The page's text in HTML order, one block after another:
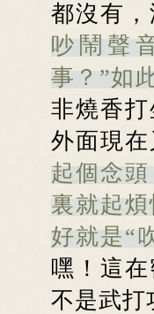
都沒有
吵鬧聲
事？”如
非燒香
外面現
起個念
裏就起
好就是“
嘿！這
不是武打